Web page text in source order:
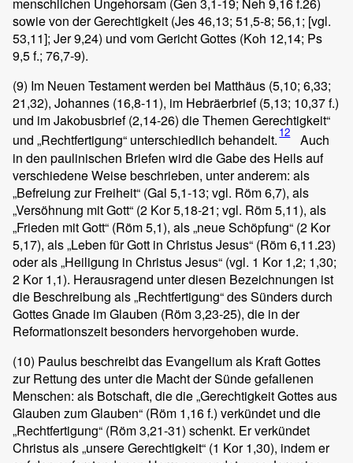
menschlichen Ungehorsam (Gen 3,1-19; Neh 9,16 f.26)
sowie von der Gerechtigkeit (Jes 46,13; 51,5-8; 56,1; [vgl.
53,11]; Jer 9,24) und vom Gericht Gottes (Koh 12,14; Ps
9,5 f.; 76,7-9).
(9) Im Neuen Testament werden bei Matthäus (5,10; 6,33;
21,32), Johannes (16,8-11), im Hebräerbrief (5,13; 10,37 f.)
und im Jakobusbrief (2,14-26) die Themen Gerechtigkeit“
und „Rechtfertigung“ unterschiedlich behandelt. 12
Auch
in den paulinischen Briefen wird die Gabe des Heils auf
verschiedene Weise beschrieben, unter anderem: als
„Befreiung zur Freiheit“ (Gal 5,1-13; vgl. Röm 6,7), als
„Versöhnung mit Gott“ (2 Kor 5,18-21; vgl. Röm 5,11), als
„Frieden mit Gott“ (Röm 5,1), als „neue Schöpfung“ (2 Kor
5,17), als „Leben für Gott in Christus Jesus“ (Röm 6,11.23)
oder als „Heiligung in Christus Jesus“ (vgl. 1 Kor 1,2; 1,30;
2 Kor 1,1). Herausragend unter diesen Bezeichnungen ist
die Beschreibung als „Rechtfertigung“ des Sünders durch
Gottes Gnade im Glauben (Röm 3,23-25), die in der
Reformationszeit besonders hervorgehoben wurde.
(10) Paulus beschreibt das Evangelium als Kraft Gottes
zur Rettung des unter die Macht der Sünde gefallenen
Menschen: als Botschaft, die die „Gerechtigkeit Gottes aus
Glauben zum Glauben“ (Röm 1,16 f.) verkündet und die
„Rechtfertigung“ (Röm 3,21-31) schenkt. Er verkündet
Christus als „unsere Gerechtigkeit“ (1 Kor 1,30), indem er